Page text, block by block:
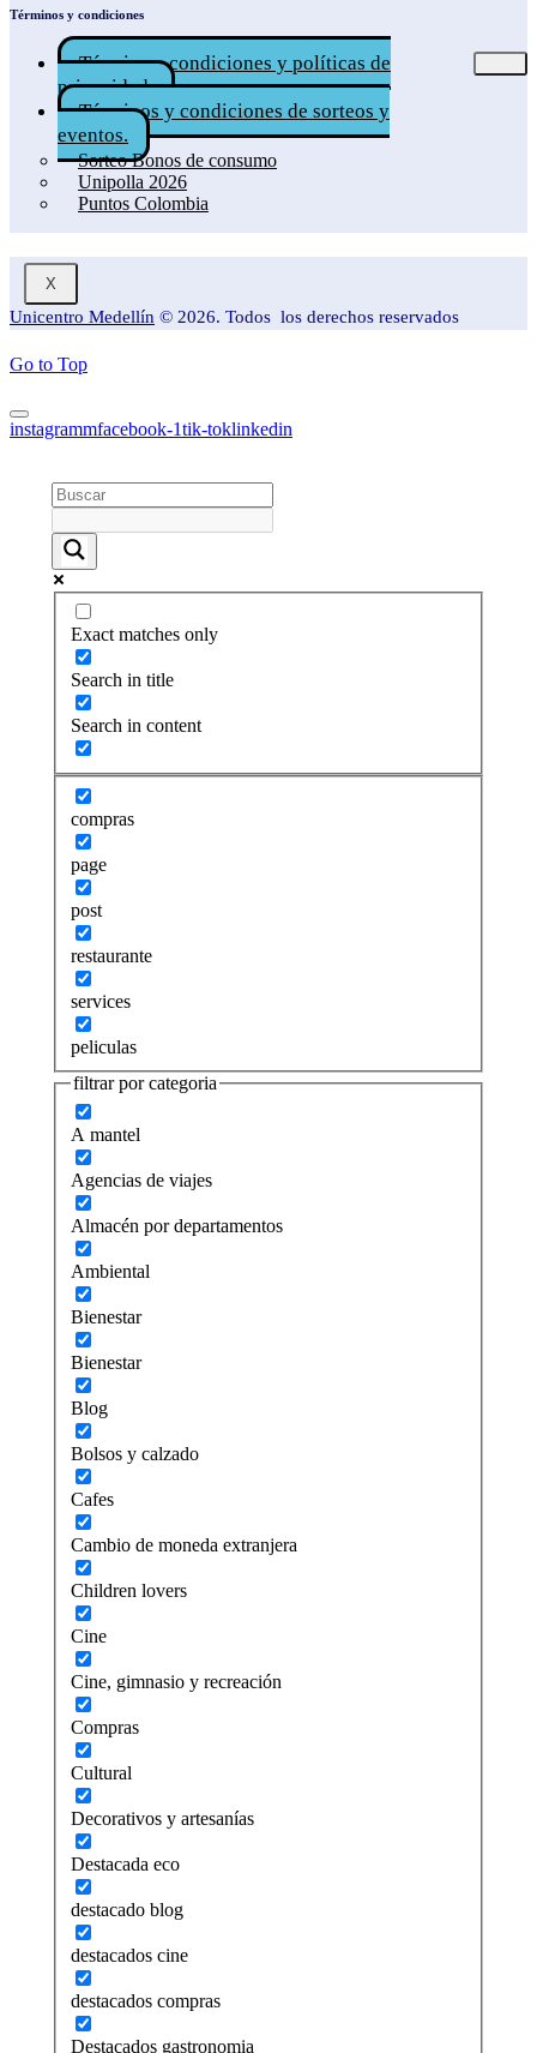
Términos y condiciones
Términos, condiciones y políticas de
privacidad.
Términos y condiciones de sorteos y
eventos.
Sorteo Bonos de consumo
Unipolla 2026
Puntos Colombia
X
Unicentro Medellín © 2026. Todos los derechos reservados
Go to Top
instagrammfacebook-1tik-toklinkedin
Exact matches only
Search in title
Search in content
compras
page
post
restaurante
services
peliculas
filtrar por categoria
A mantel
Agencias de viajes
Almacén por departamentos
Ambiental
Bienestar
Bienestar
Blog
Bolsos y calzado
Cafes
Cambio de moneda extranjera
Children lovers
Cine
Cine, gimnasio y recreación
Compras
Cultural
Decorativos y artesanías
Destacada eco
destacado blog
destacados cine
destacados compras
Destacados gastronomia